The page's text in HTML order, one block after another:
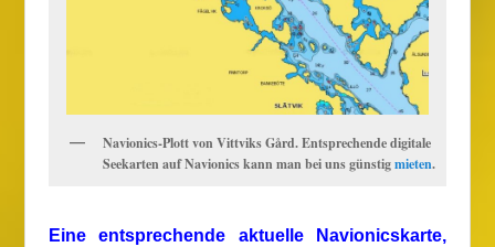
Navionics-Plott von Vittviks Gård. Entsprechende digitale
Seekarten auf Navionics kann man bei uns günstigmieten.
Eine entsprechende aktuelle Navionicskarte,